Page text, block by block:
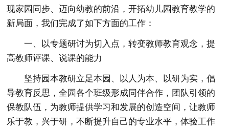
现家园同步、迈向幼教的前沿，开拓幼儿园教育教学的
新局面，我们完成了如下方面的工作：
一、以专题研讨为切入点，转变教师教育观念，提
高教师评课、说课的能力
坚持园本教研立足本园、以人为本、以研为实，倡
导教育反思，全园各个班级形成同伴合作，团队引领的
保教队伍，为教师提供学习和发展的创造空间，让教师
乐于教，兴于研，不断提升自己的专业水平，体验工作